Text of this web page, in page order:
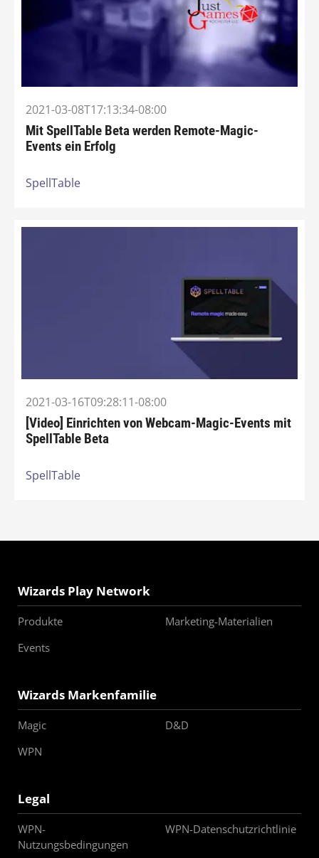
2021-03-08T17:13:34-08:00
Mit SpellTable Beta werden Remote-Magic-
Events ein Erfolg
SpellTable
2021-03-16T09:28:11-08:00
[Video] Einrichten von Webcam-Magic-Events mit
SpellTable Beta
SpellTable
Wizards Play Network
Produkte
Marketing-Materialien
Events
Wizards Markenfamilie
Magic
D&D
WPN
Legal
WPN-
Nutzungsbedingungen
WPN-Datenschutzrichtlinie